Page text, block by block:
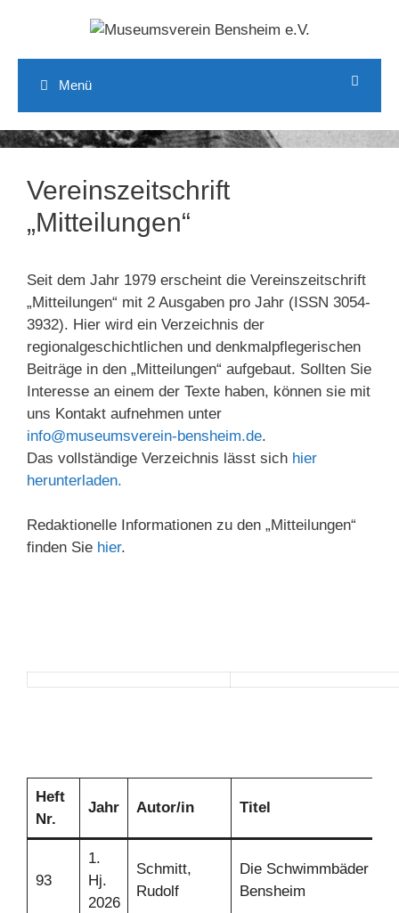
springen
Menü
Vereinszeitschrift
„Mitteilungen“
Seit dem Jahr 1979 erscheint die Vereinszeitschrift
„Mitteilungen“ mit 2 Ausgaben pro Jahr (ISSN 3054-
3932). Hier wird ein Verzeichnis der
regionalgeschichtlichen und denkmalpflegerischen
Beiträge in den „Mitteilungen“ aufgebaut. Sollten Sie
Interesse an einem der Texte haben, können sie mit
uns Kontakt aufnehmen unter
info@museumsverein-bensheim.de.
Das vollständige Verzeichnis lässt sich hier
herunterladen.
Redaktionelle Informationen zu den „Mitteilungen“
finden Sie hier.
Heft
Nr.
Jahr Autor/in Titel
93
1.
Hj.
2026
Schmitt,
Rudolf
Die Schwimmbäder in
Bensheim